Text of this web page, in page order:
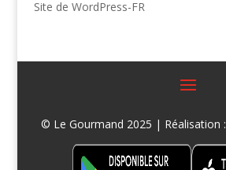
Site de WordPress-FR
© Le Gourmand 2025 | Réalisation :